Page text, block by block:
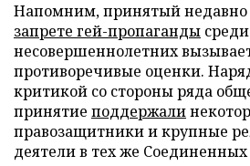
Напомним, принятый недавно
запрете гей-пропаганды среди
несовершеннолетних
противоречивые оценки.
критикой со стороны ряда
принятие поддержали
правозащитники и крупные
деятели в тех же